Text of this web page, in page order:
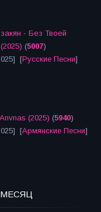
- Без Твоей
(5007)
[Русские Песни]
(2025) (5940)
[Армянские Песни]